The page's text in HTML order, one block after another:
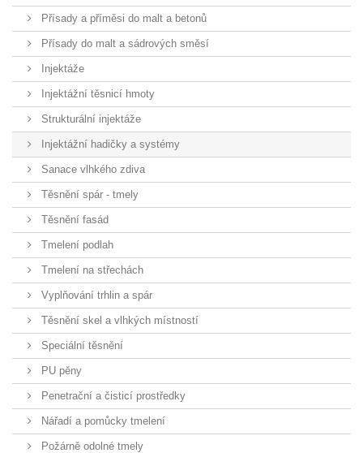
Přísady a příměsi do malt a betonů
Přísady do malt a sádrových směsí
Injektáže
Injektážní těsnicí hmoty
Strukturální injektáže
Injektážní hadičky a systémy
Sanace vlhkého zdiva
Těsnění spár - tmely
Těsnění fasád
Tmelení podlah
Tmelení na střechách
Vyplňování trhlin a spár
Těsnění skel a vlhkých místností
Speciální těsnění
PU pěny
Penetrační a čisticí prostředky
Nářadí a pomůcky tmelení
Požárně odolné tmely